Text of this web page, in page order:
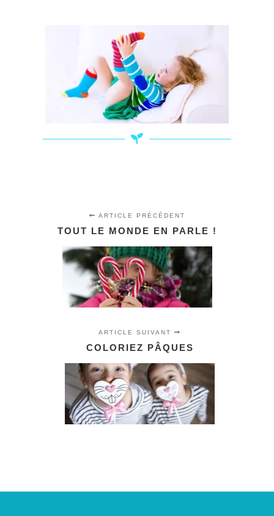
ARTICLE PRÉCÉDENT
TOUT LE MONDE EN PARLE !
ARTICLE SUIVANT
COLORIEZ PÂQUES